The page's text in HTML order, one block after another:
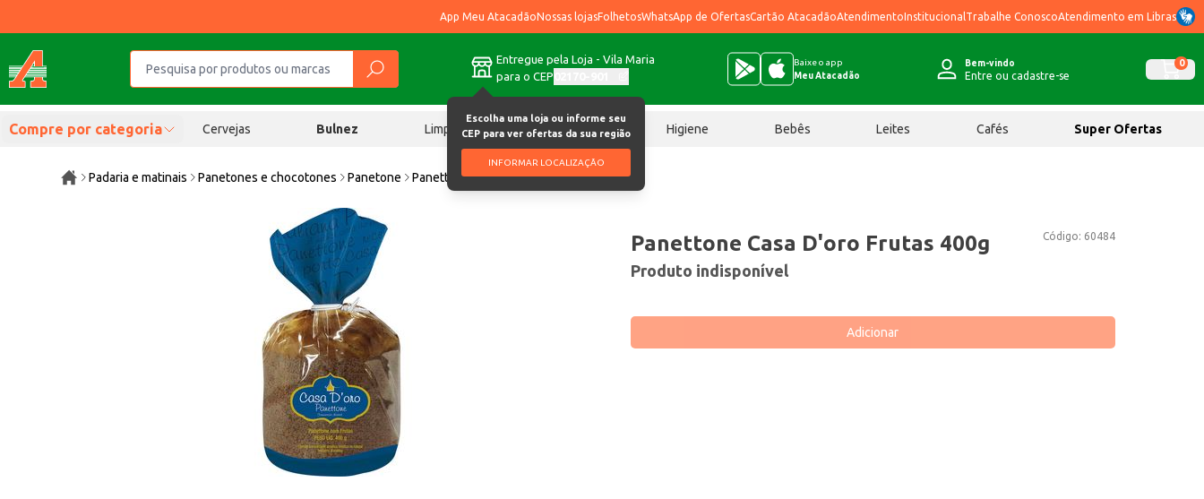
App Meu AtacadãoNossas lojasFolhetosWhatsApp de OfertasCartão AtacadãoAtendimentoInstitucional Trabalhe ConoscoAtendimento em Libras
Entregue pela Loja - Vila Maria
para o CEP
Escolha uma loja ou informe seu
CEP para ver ofertas da sua região
INFORMAR LOCALIZAÇÃO
Baixe o app
Meu Atacadão
Bem-vindo
Entre ou cadastre-se
0
Compre por categoria Cervejas Bulnez Limpeza Chocolates Higiene Bebês Leites Cafés Super Ofertas
Padaria e matinais Panetones e chocotones Panetone Panettone Casa D'oro Frutas 400g
Código: 60484
Panettone Casa D'oro Frutas 400g
Produto indisponível
Adicionar